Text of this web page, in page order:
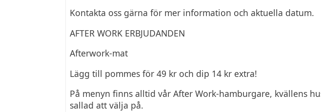
Kontakta oss gärna för mer information och aktuella datum.
AFTER WORK ERBJUDANDEN
Afterwork-mat
Lägg till pommes för 49 kr och dip 14 kr extra!
På menyn finns alltid vår After Work-hamburgare, kvällens
sallad att välja på.